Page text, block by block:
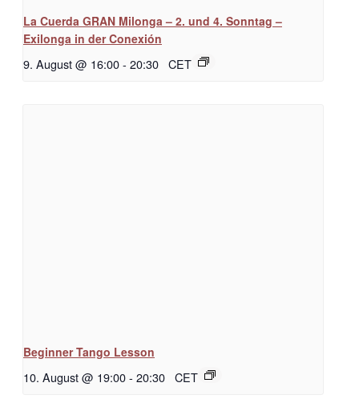
La Cuerda GRAN Milonga – 2. und 4. Sonntag –
Exilonga in der Conexión
9. August @ 16:00- 20:30 CET
Beginner Tango Lesson
10. August @ 19:00- 20:30 CET